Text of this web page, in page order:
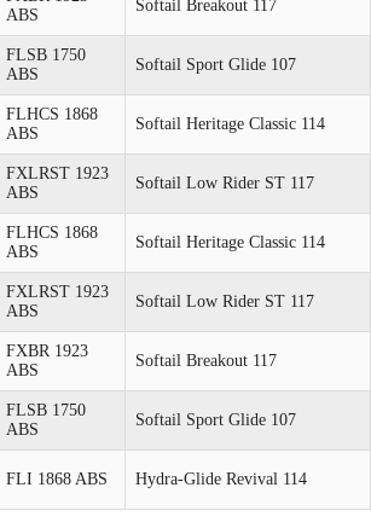
ABS
Softail Breakout 117
FLSB 1750
ABS
Softail Sport Glide 107
FLHCS 1868
ABS
Softail Heritage Classic 114
FXLRST 1923
ABS
Softail Low Rider ST 117
FLHCS 1868
ABS
Softail Heritage Classic 114
FXLRST 1923
ABS
Softail Low Rider ST 117
FXBR 1923
ABS
Softail Breakout 117
FLSB 1750
ABS
Softail Sport Glide 107
FLI 1868 ABS Hydra-Glide Revival 114